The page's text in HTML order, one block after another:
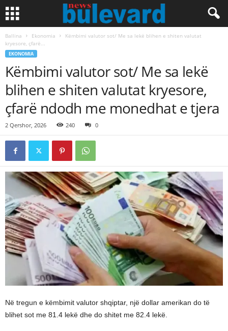
Ballina Ekonomia
Këmbimi valutor sot/ Me sa lekë blihen e shiten valutat
kryesore, çfarë...
EKONOMIA
Këmbimi valutor sot/ Me sa lekë
blihen e shiten valutat kryesore,
çfarë ndodh me monedhat e tjera
2 Qershor, 2026 240 0
Në tregun e këmbimit valutor shqiptar, një dollar amerikan do të
blihet sot me 81.4 lekë dhe do shitet me 82.4 lekë.